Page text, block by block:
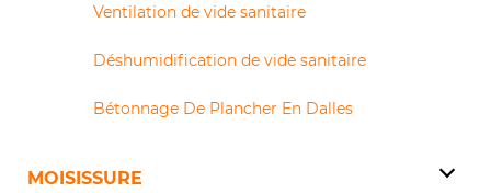
Ventilation de vide sanitaire
Déshumidification de vide sanitaire
Bétonnage De Plancher En Dalles
MOISISSURE